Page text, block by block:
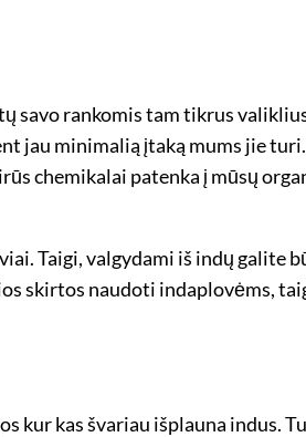
savo rankomis tam tikrus
jau minimalią įtaką mums jie
chemikalai patenka į mūsų
Taigi, valgydami iš indų galite
skirtos naudoti indaplovėms,
kur kas švariau išplauna indus.